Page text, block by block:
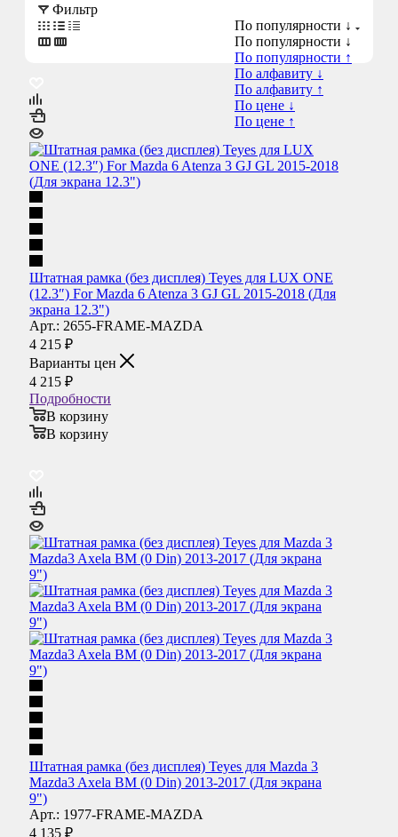
Фильтр
По популярности ↓
По популярности ↓
По популярности ↑
По алфавиту ↓
По алфавиту ↑
По цене ↓
По цене ↑
Штатная рамка (без дисплея) Teyes для LUX ONE
(12.3″) For Mazda 6 Atenza 3 GJ GL 2015-2018 (Для
экрана 12.3")
Арт.: 2655-FRAME-MAZDA
4 215 ₽
Варианты цен
4 215 ₽
Подробности
В корзину
В корзину
Штатная рамка (без дисплея) Teyes для Mazda 3
Mazda3 Axela BM (0 Din) 2013-2017 (Для экрана
9")
Арт.: 1977-FRAME-MAZDA
4 135 ₽